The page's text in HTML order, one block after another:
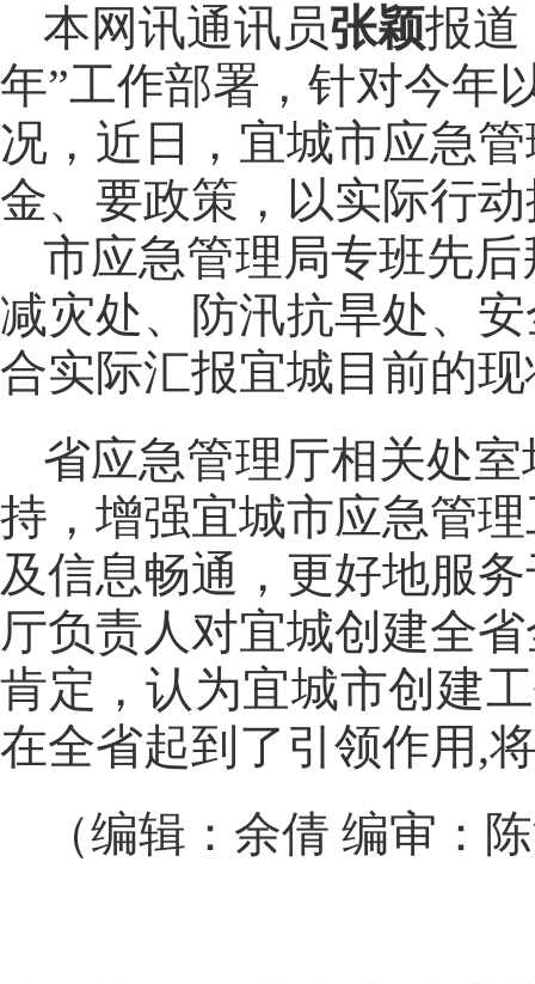
本网讯通讯员张颖报道
年”工作部署，针对今年
况，近日，宜城市应急
金、要政策，以实际行
市应急管理局专班先
减灾处、防汛抗旱处、
合实际汇报宜城目前的
省应急管理厅相关处
持，增强宜城市应急管
及信息畅通，更好地服
厅负责人对宜城创建全
肯定，认为宜城市创建
在全省起到了引领作用,
（编辑：余倩 编审：